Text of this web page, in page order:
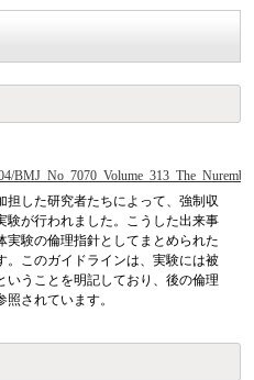
した研究者たちによって、強制収
験が行われました。こうした出来事
験の倫理指針としてまとめられた
。このガイドラインは、実験には被
うことを明記しており、後の倫理
されています。